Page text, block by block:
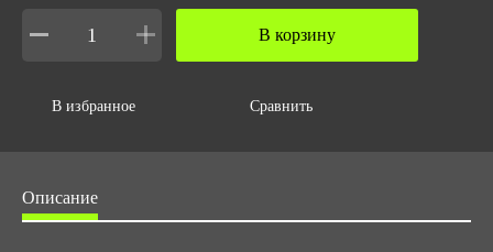
Вес упаковки,кг
0.1
В корзину
В избранное Сравнить
Описание